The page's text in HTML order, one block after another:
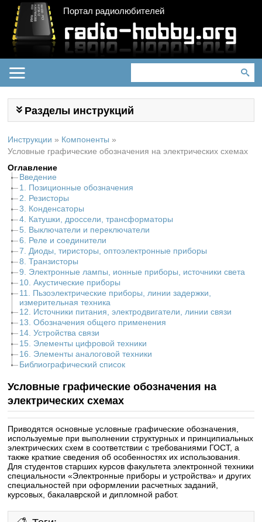
Портал радиолюбителей
Разделы инструкций
Инструкции » Компоненты »
Условные графические обозначения на электрических схемах
Оглавление
Введение
1. Позиционные обозначения
2. Резисторы
3. Конденсаторы
4. Катушки, дроссели, трансформаторы
5. Выключатели и переключатели
6. Реле и соединители
7. Диоды, тиристоры, оптоэлектронные приборы
8. Транзисторы
9. Электронные лампы, ионные приборы, источники света
10. Акустические приборы
11. Пьзоэлектрические приборы, линии задержки,
измерительная техника
12. Источники питания, электродвигатели, линии связи
13. Обозначения общего применения
14. Устройства связи
15. Элементы цифровой техники
16. Элементы аналоговой техники
Библиографический список
Условные графические обозначения на
электрических схемах
Приводятся основные условные графические обозначения,
используемые при выполнении структурных и принципиальных
электрических схем в соответствии с требованиями ГОСТ, а
также краткие сведения об особенностях их использования.
Для студентов старших курсов факультета электронной техники
специальности «Электронные приборы и устройства» и других
специальностей при оформлении расчетных заданий,
курсовых, бакалаврской и дипломной работ.